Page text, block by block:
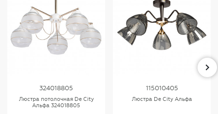
324018805
Люстра потолочная De City
Альфа 324018805
115010405
Люстра De City Альфа